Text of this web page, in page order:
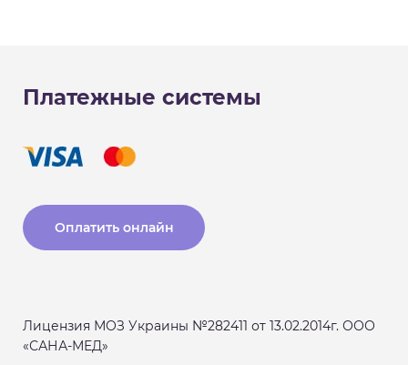
Платежные системы
Оплатить онлайн
Лицензия МОЗ Украины №282411 от 13.02.2014г. ООО
«САНА-МЕД»